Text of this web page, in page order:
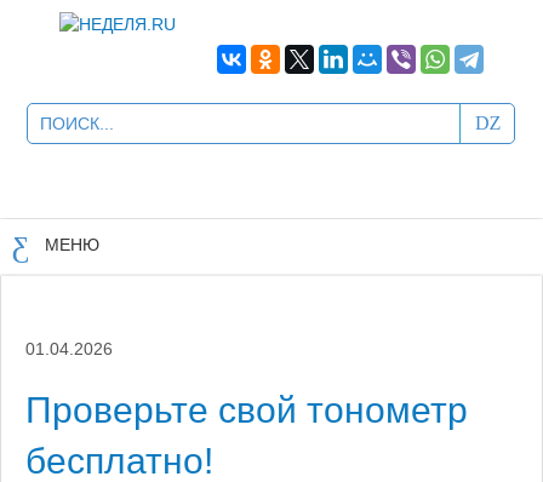
МЕНЮ
01.04.2026
Проверьте свой тонометр
бесплатно!